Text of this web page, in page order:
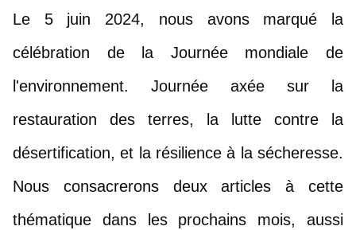
Le 5 juin 2024, nous avons marqué la
célébration de la Journée mondiale de
l'environnement. Journée axée sur la
restauration des terres, la lutte contre la
désertification, et la résilience à la sécheresse.
Nous consacrerons deux articles à cette
thématique dans les prochains mois, aussi